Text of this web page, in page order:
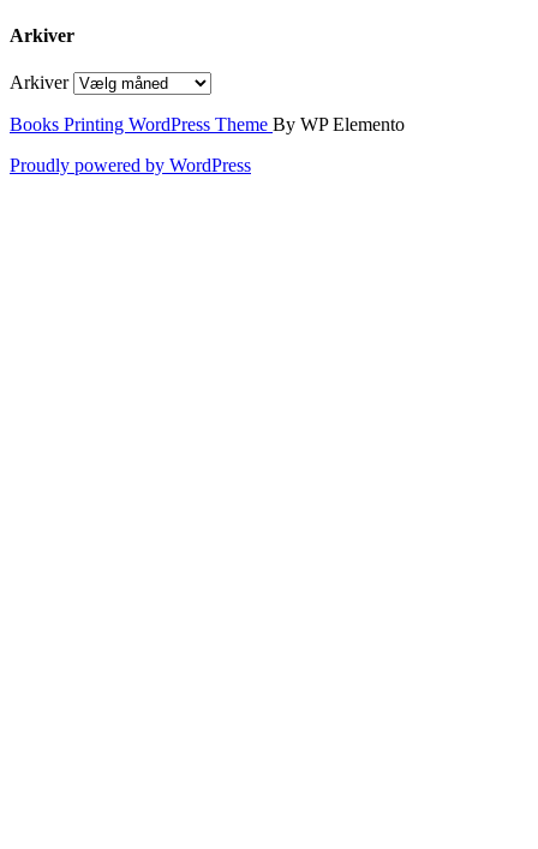
Arkiver
Arkiver
Books Printing WordPress Theme By WP Elemento
Proudly powered by WordPress